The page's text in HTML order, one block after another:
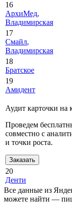
16
АрхиМед,
Владимирская
17
Смайл,
Владимирская
18
Братское
19
Амидент
Аудит карточки на
Проведем
совместно с
и точки роста.
Заказать
20
Денти
Все данные из
можете найти —